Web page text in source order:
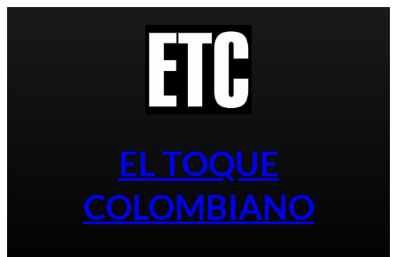
EL TOQUE
COLOMBIANO